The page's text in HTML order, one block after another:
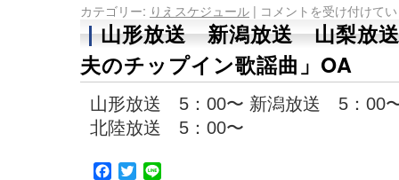
カテゴリー: りえスケジュール | コメントを受け付けて
山形放送 新潟放送 山梨放
夫のチップイン歌謡曲」OA
山形放送 5：00〜 新潟放送 5：00
北陸放送 5：00〜
Facebook
Twitter